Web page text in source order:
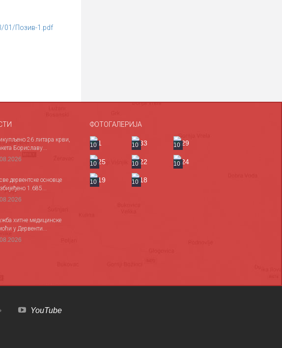
01/Позив-1.pdf
26 литара крви,
Бориславу...
дервентске основце
1.685...
хитне медицинске
у Дервенти...
ФОТОГАЛЕРИЈА
10 10 10
10 10 10
10 10
YouTube